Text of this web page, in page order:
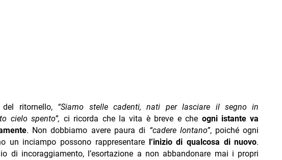
ritornello,“Siamo stelle cadenti, nati per lasciare il segno in
cielo spento”, ci ricorda che la vita è breve e che ogni istante va
. Non dobbiamo avere paura di “cadere lontano”, poiché ogni
un inciampo possono rappresentare
l’inizio di qualcosa di nuovo.
di incoraggiamento, l’esortazione a non abbandonare mai i propri